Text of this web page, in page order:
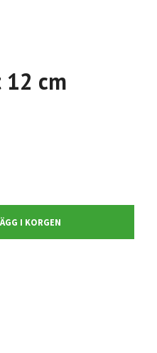
cm
I KORGEN